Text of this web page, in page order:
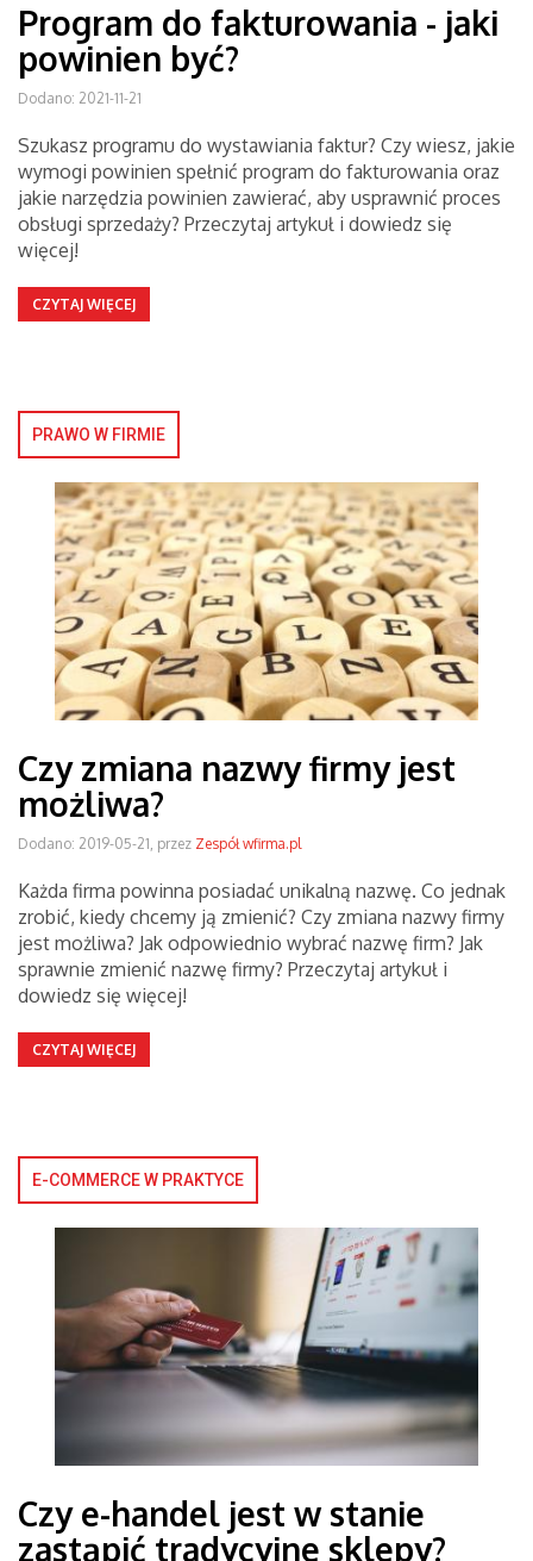
Program do fakturowania - jaki
powinien być?
Dodano: 2021-11-21
Szukasz programu do wystawiania faktur? Czy wiesz, jakie
wymogi powinien spełnić program do fakturowania oraz
jakie narzędzia powinien zawierać, aby usprawnić proces
obsługi sprzedaży? Przeczytaj artykuł i dowiedz się
więcej!
CZYTAJ WIĘCEJ
PRAWO W FIRMIE
Czy zmiana nazwy firmy jest
możliwa?
Dodano: 2019-05-21, przez Zespół wfirma.pl
Każda firma powinna posiadać unikalną nazwę. Co jednak
zrobić, kiedy chcemy ją zmienić? Czy zmiana nazwy firmy
jest możliwa? Jak odpowiednio wybrać nazwę firm? Jak
sprawnie zmienić nazwę firmy? Przeczytaj artykuł i
dowiedz się więcej!
CZYTAJ WIĘCEJ
E-COMMERCE W PRAKTYCE
Czy e-handel jest w stanie
zastąpić tradycyjne sklepy?